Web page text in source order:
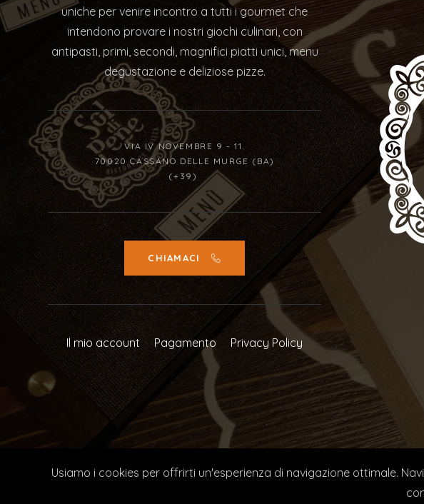
Usiamo i cookies per offrirti un'esperienza di navigazione ottimale.
uniche per venire incontro a tutti i gourmet che
intendono provare i nostri giochi culinari, con
antipasti, primi, secondi, magnifici piatti unici, menu
degustazione e deliziose pizze.
VIA IV NOVEMBRE 9 - 11.
70020 CASSANO DELLE MURGE (BA)
(+39)
CHIAMACI
Il mio account Pagamento Privacy Policy